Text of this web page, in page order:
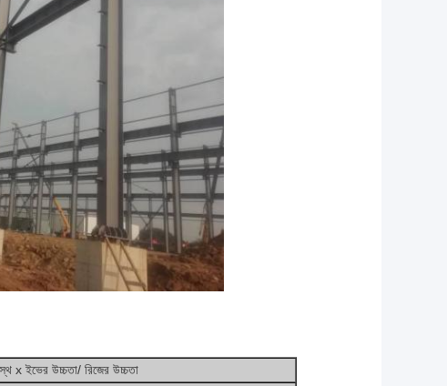
x ইভের উচ্চতা/ রিজের উচ্চতা